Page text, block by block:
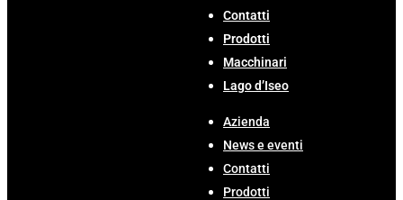
Contatti
Prodotti
Macchinari
Lago d’Iseo
Azienda
News e eventi
Contatti
Prodotti